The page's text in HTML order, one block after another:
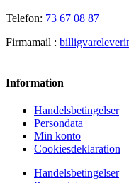
Telefon: 73 67 08 87
Firmamail :
Information
Handelsbetingelser
Persondata
Min konto
Cookiesdeklaration
Handelsbetingelser